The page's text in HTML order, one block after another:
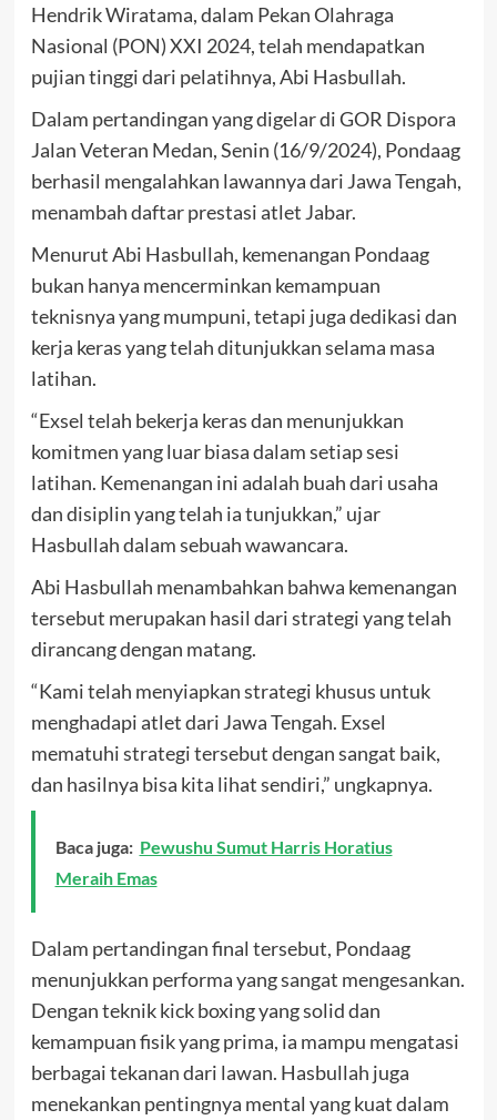
Hendrik Wiratama, dalam Pekan Olahraga
Nasional (PON) XXI 2024, telah mendapatkan
pujian tinggi dari pelatihnya, Abi Hasbullah.
Dalam pertandingan yang digelar di GOR Dispora
Jalan Veteran Medan, Senin (16/9/2024), Pondaag
berhasil mengalahkan lawannya dari Jawa Tengah,
menambah daftar prestasi atlet Jabar.
Menurut Abi Hasbullah, kemenangan Pondaag
bukan hanya mencerminkan kemampuan
teknisnya yang mumpuni, tetapi juga dedikasi dan
kerja keras yang telah ditunjukkan selama masa
latihan.
“Exsel telah bekerja keras dan menunjukkan
komitmen yang luar biasa dalam setiap sesi
latihan. Kemenangan ini adalah buah dari usaha
dan disiplin yang telah ia tunjukkan,” ujar
Hasbullah dalam sebuah wawancara.
Abi Hasbullah menambahkan bahwa kemenangan
tersebut merupakan hasil dari strategi yang telah
dirancang dengan matang.
“Kami telah menyiapkan strategi khusus untuk
menghadapi atlet dari Jawa Tengah. Exsel
mematuhi strategi tersebut dengan sangat baik,
dan hasilnya bisa kita lihat sendiri,” ungkapnya.
Baca juga: Pewushu Sumut Harris Horatius
Meraih Emas
Dalam pertandingan final tersebut, Pondaag
menunjukkan performa yang sangat mengesankan.
Dengan teknik kick boxing yang solid dan
kemampuan fisik yang prima, ia mampu mengatasi
berbagai tekanan dari lawan. Hasbullah juga
menekankan pentingnya mental yang kuat dalam